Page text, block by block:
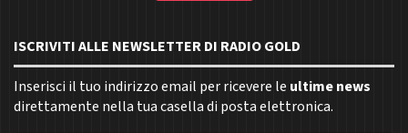
ISCRIVITI ALLE NEWSLETTER DI RADIO GOLD
Inserisci il tuo indirizzo email per ricevere le ultime news
direttamente nella tua casella di posta elettronica.